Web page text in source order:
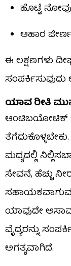
ಹೊಟ್ಟೆ ನೋವು
ಆಹಾರ
ಈ ಲಕ್ಷಣಗಳು
ಯಾವ ರೀತಿ
ಆಂಟಿಬಯೋಟಿಕ್
ಮಧ್ಯದಲ್ಲಿ
ಸೇವನೆ, ಹೆಚ್ಚು
ಸಹಾಯಕವಾಗುವ
ಯಾವುದೇ
ವೈದ್ಯರನ್ನು
ಅಗತ್ಯವಾಗಿದೆ.